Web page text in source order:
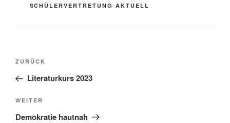
SCHÜLERVERTRETUNG AKTUELL
Beitragsnavigation
Vorheriger
Beitrag
ZURÜCK
Literaturkurs 2023
Nächster
Beitrag
WEITER
Demokratie hautnah